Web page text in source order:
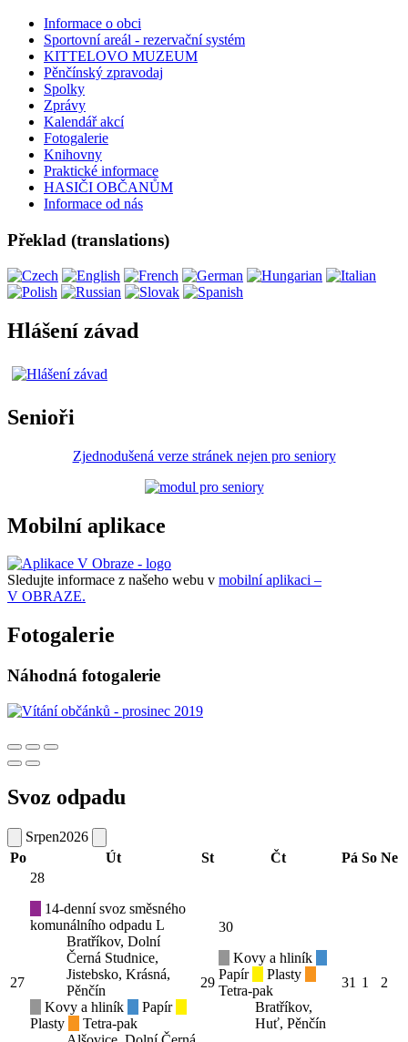
Informace o obci
Sportovní areál - rezervační systém
KITTELOVO MUZEUM
Pěnčínský zpravodaj
Spolky
Zprávy
Kalendář akcí
Fotogalerie
Knihovny
Praktické informace
HASIČI OBČANŮM
Informace od nás
Překlad (translations)
Hlášení závad
Senioři
Zjednodušená verze stránek nejen pro seniory
Mobilní aplikace
Sledujte informace z našeho webu v mobilní aplikaci –
V OBRAZE.
Fotogalerie
Náhodná fotogalerie
Svoz odpadu
Srpen2026
Po
Út St Čt Pá So Ne
27
28
14-denní svoz směsného
komunálního odpadu L
Bratříkov, Dolní
Černá Studnice,
Jistebsko, Krásná,
Pěnčín
Kovy a hliník
Papír
Plasty
Tetra-pak
29
30
Kovy a hliník
Papír
Plasty
Tetra-pak
Bratříkov,
Huť, Pěnčín
31 1 2